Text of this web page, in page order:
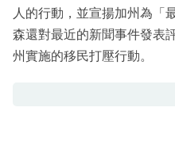
人的行動，並宣揚加州為「
森還對最近的新聞事件發表
州實施的移民打壓行動。